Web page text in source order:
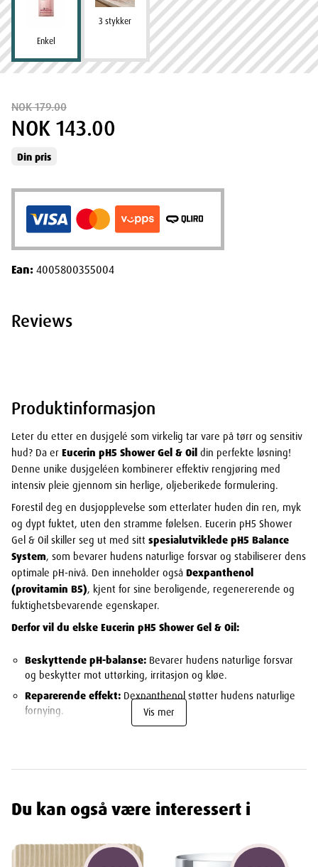
Produktinformasjon
Leter du etter en dusjgelé som virkelig tar vare på tørr og sensitiv
hud? Da er Eucerin pH5 Shower Gel & Oil din perfekte løsning!
Denne unike dusjgeléen kombinerer effektiv rengjøring med
intensiv pleie gjennom sin herlige, oljeberikede formulering.
Forestil deg en dusjopplevelse som etterlater huden din ren, myk
og dypt fuktet, uten den stramme følelsen. Eucerin pH5 Shower
Gel & Oil skiller seg ut med sitt spesialutviklede pH5 Balance
System, som bevarer hudens naturlige forsvar og stabiliserer dens
optimale pH-nivå. Den inneholder også Dexpanthenol
(provitamin B5), kjent for sine beroligende, regenererende og
fuktighetsbevarende egenskaper.
Derfor vil du elske Eucerin pH5 Shower Gel & Oil:
Beskyttende pH-balanse: Bevarer hudens naturlige forsvar
og beskytter mot uttørking, irritasjon og kløe.
Reparerende effekt: Dexpanthenol støtter hudens naturlige
fornying.
Ekstra mild rengjøring:Såpefri formulering som ikke stripper
Klinisk dokumentert:
Bevist effektiv for selv den mest
sensitive huden.
fra 3 måneder!
Vis mer
Enkel
3 stykker
NOK 179.00
NOK 143.00
Din pris
Ean:4005800355004
Reviews
Du kan også være interessert i